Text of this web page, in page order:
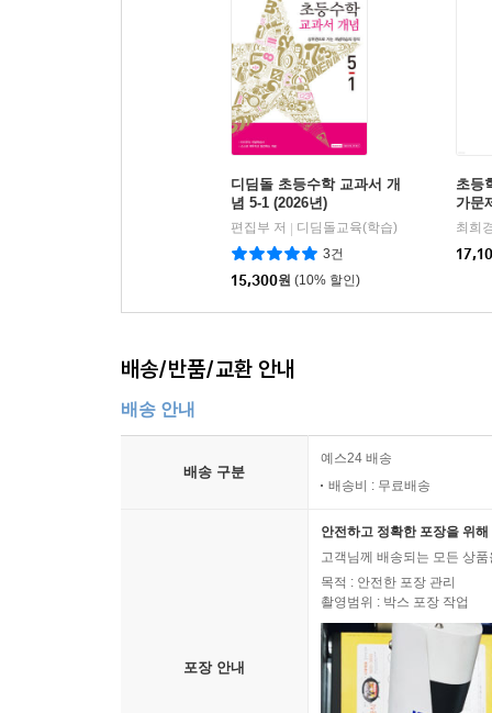
디딤돌 초등수학 교과서 개
념 5-1 (2026년)
편집부 저
디딤돌교육(학습)
3건
15,300원 (10% 할인)
초등
가문
최희
배송/반품/교환 안내
배송 안내
배송 구분
예스24 배송
배송비 : 무료배송
포장 안내
안전하고 정확한 포장을 위
고객님께 배송되는 모든 상
목적 : 안전한 포장 관리
촬영범위 : 박스 포장 작업